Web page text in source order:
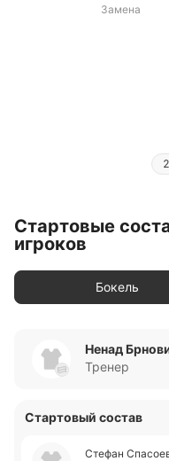
Замена
Стартовые
игроков
Бокель
Ненад
Тренер
Стартовый состав
Стефан